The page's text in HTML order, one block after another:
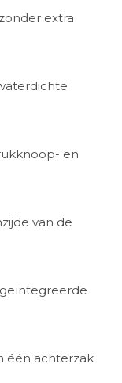
extra
en
van de
één achterzak